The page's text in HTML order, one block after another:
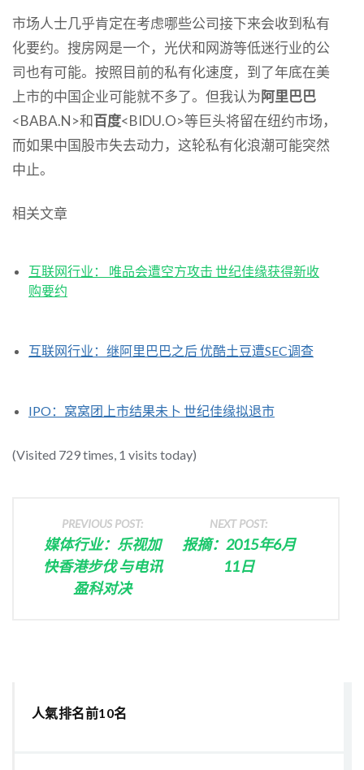
市场人士几乎肯定在考虑哪些公司接下来会收到私有
化要约。搜房网是一个，光伏和网游等低迷行业的公
司也有可能。按照目前的私有化速度，到了年底在美
上市的中国企业可能就不多了。但我认为阿里巴巴
<BABA.N>和百度<BIDU.O>等巨头将留在纽约市场，
而如果中国股市失去动力，这轮私有化浪潮可能突然
中止。
相关文章
互联网行业： 唯品会遭空方攻击 世纪佳缘获得新收
购要约
互联网行业：继阿里巴巴之后 优酷土豆遭SEC调查
IPO：窝窝团上市结果未卜 世纪佳缘拟退市
(Visited 729 times, 1 visits today)
PREVIOUS POST:
媒体行业：乐视加
快香港步伐 与电讯
盈科对决
NEXT POST:
报摘：2015年6月
11日
人氣排名前10名